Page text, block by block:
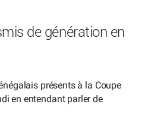
de génération en
présents à la Coupe
en entendant parler de